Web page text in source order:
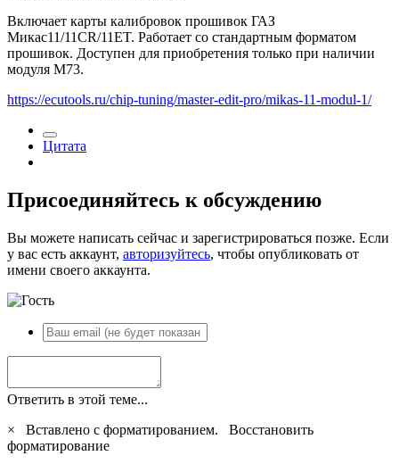
Включает карты калибровок прошивок ГАЗ
Микас11/11CR/11ET. Работает со стандартным форматом
прошивок. Доступен для приобретения только при наличии
модуля М73.
https://ecutools.ru/chip-tuning/master-edit-pro/mikas-11-modul-1/
Цитата
Присоединяйтесь к обсуждению
Вы можете написать сейчас и зарегистрироваться позже. Если
у вас есть аккаунт, авторизуйтесь, чтобы опубликовать от
имени своего аккаунта.
Ответить в этой теме...
×
Вставлено с форматированием. Восстановить
форматирование